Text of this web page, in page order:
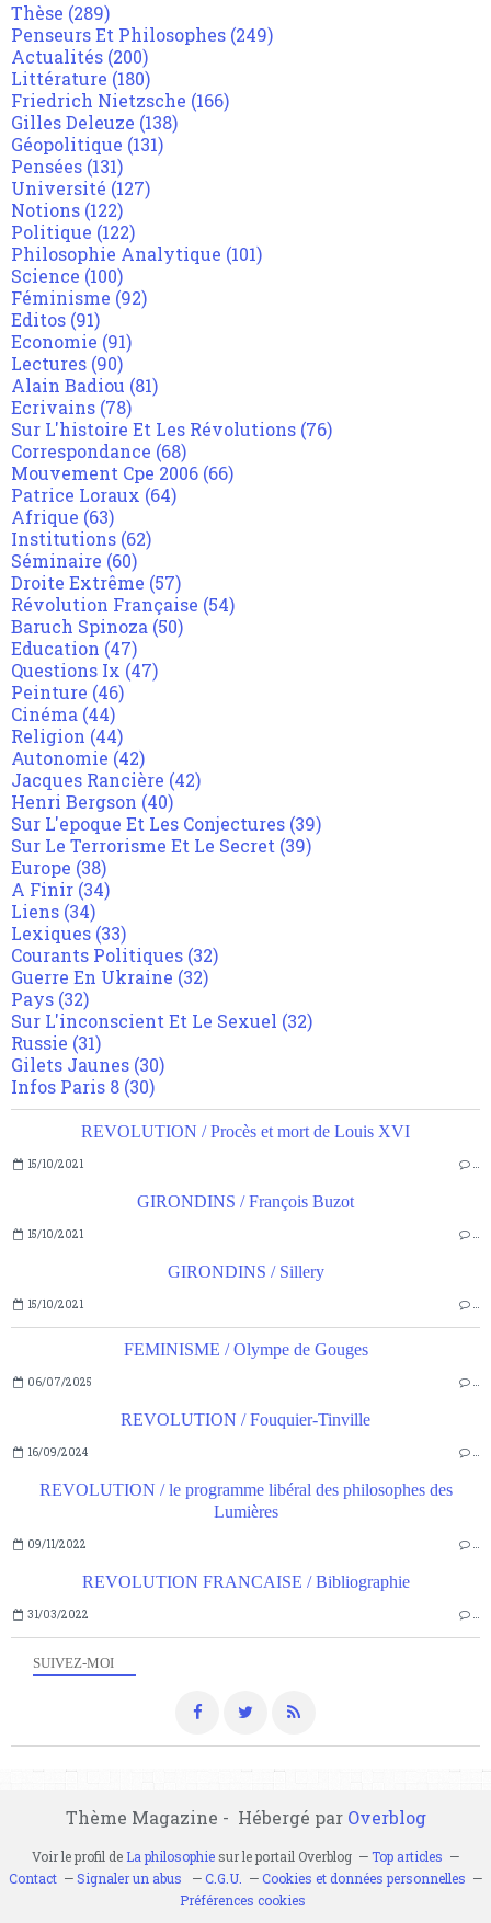
SUIVEZ-MOI
REVOLUTION / Procès et mort de Louis XVI
15/10/2021 …
GIRONDINS / François Buzot
15/10/2021 …
GIRONDINS / Sillery
15/10/2021 …
FEMINISME / Olympe de Gouges
06/07/2025 …
REVOLUTION / Fouquier-Tinville
16/09/2024 …
REVOLUTION / le programme libéral des philosophes des
Lumières
09/11/2022 …
REVOLUTION FRANCAISE / Bibliographie
31/03/2022 …
Thèse (289)
Penseurs Et Philosophes (249)
Actualités (200)
Littérature (180)
Friedrich Nietzsche (166)
Gilles Deleuze (138)
Géopolitique (131)
Pensées (131)
Université (127)
Notions (122)
Politique (122)
Philosophie Analytique (101)
Science (100)
Féminisme (92)
Editos (91)
Economie (91)
Lectures (90)
Alain Badiou (81)
Ecrivains (78)
Sur L'histoire Et Les Révolutions (76)
Correspondance (68)
Mouvement Cpe 2006 (66)
Patrice Loraux (64)
Afrique (63)
Institutions (62)
Séminaire (60)
Droite Extrême (57)
Révolution Française (54)
Baruch Spinoza (50)
Education (47)
Questions Ix (47)
Peinture (46)
Cinéma (44)
Religion (44)
Autonomie (42)
Jacques Rancière (42)
Henri Bergson (40)
Sur L'epoque Et Les Conjectures (39)
Sur Le Terrorisme Et Le Secret (39)
Europe (38)
A Finir (34)
Liens (34)
Lexiques (33)
Courants Politiques (32)
Guerre En Ukraine (32)
Pays (32)
Sur L'inconscient Et Le Sexuel (32)
Russie (31)
Gilets Jaunes (30)
Infos Paris 8 (30)
Thème Magazine - Hébergé par Overblog
Voir le profil de La philosophiesur le portail Overblog
Top articles
Contact
Signaler un abus C.G.U.
Cookies et données personnelles
Préférences cookies